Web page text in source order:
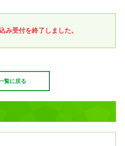
み受付を終了しました。
覧に戻る